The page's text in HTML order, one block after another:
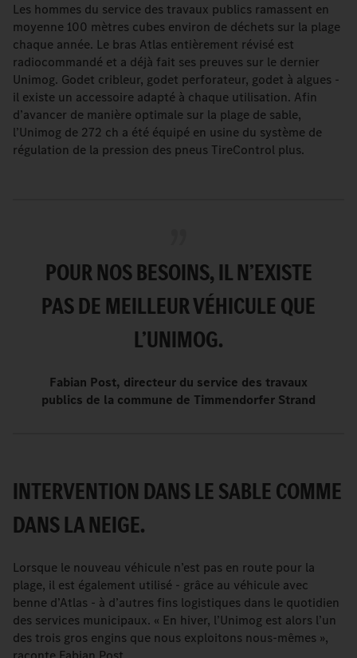
Les hommes du service des travaux publics ramassent en
moyenne 100 mètres cubes environ de déchets sur la plage
chaque année. Le bras Atlas entièrement révisé est
radiocommandé et a déjà fait ses preuves sur le dernier
Unimog. Godet cribleur, godet perforateur, godet à algues -
il existe un accessoire adapté à chaque utilisation. Afin
d’avancer de manière optimale sur la plage de sable,
l’Unimog de 272 ch a été équipé en usine du système de
régulation de la pression des pneus TireControl plus.
POUR NOS BESOINS, IL N’EXISTE
PAS DE MEILLEUR VÉHICULE QUE
L’UNIMOG.
Fabian Post, directeur du service des travaux
publics de la commune de Timmendorfer Strand
INTERVENTION DANS LE SABLE COMME
DANS LA NEIGE.
Lorsque le nouveau véhicule n’est pas en route pour la
plage, il est également utilisé - grâce au véhicule avec
benne d’Atlas - à d’autres fins logistiques dans le quotidien
des services municipaux. « En hiver, l’Unimog est alors l’un
des trois gros engins que nous exploitons nous-mêmes »,